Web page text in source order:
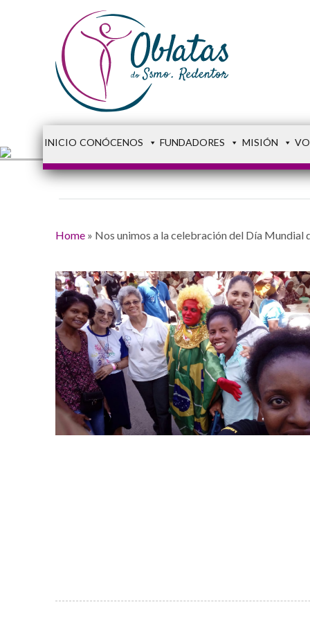
INICIO CONÓCENOS FUNDADORES MISIÓN
Home» Nos unimos a la celebración del Día Mundial